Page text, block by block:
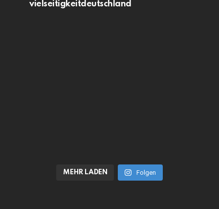
vielseitigkeitdeutschland
MEHR LADEN Folgen